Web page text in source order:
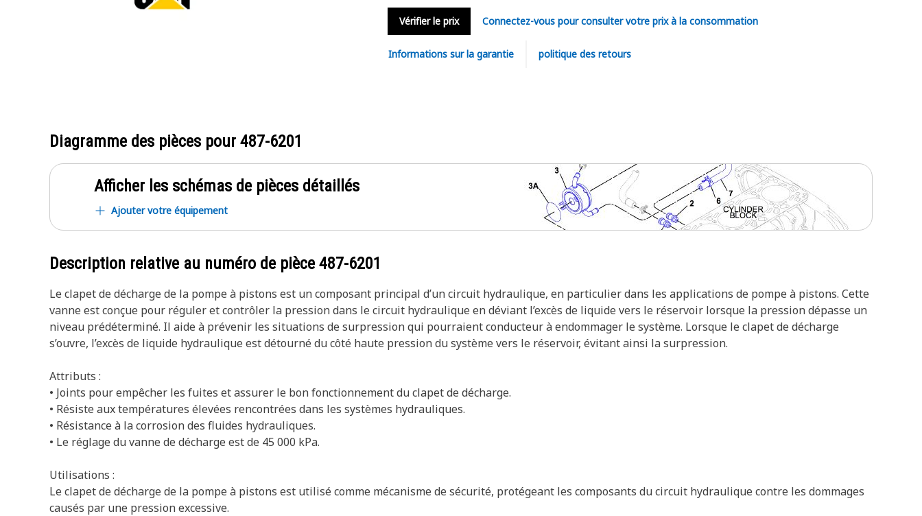
Vérifier le prix Connectez-vous pour consulter votre prix à la consommation
Informations sur la garantie politique des retours
Diagramme des pièces pour 487-6201
Afficher les schémas de pièces détaillés
Ajouter votre équipement
Description relative au numéro de pièce 487-6201
Le clapet de décharge de la pompe à pistons est un composant principal d’un circuit hydraulique, en particulier dans les applications de pompe à pistons. Cette
vanne est conçue pour réguler et contrôler la pression dans le circuit hydraulique en déviant l’excès de liquide vers le réservoir lorsque la pression dépasse un
niveau prédéterminé. Il aide à prévenir les situations de surpression qui pourraient conducteur à endommager le système. Lorsque le clapet de décharge
s’ouvre, l’excès de liquide hydraulique est détourné du côté haute pression du système vers le réservoir, évitant ainsi la surpression.
Attributs :
• Joints pour empêcher les fuites et assurer le bon fonctionnement du clapet de décharge.
• Résiste aux températures élevées rencontrées dans les systèmes hydrauliques.
• Résistance à la corrosion des fluides hydrauliques.
• Le réglage du vanne de décharge est de 45 000 kPa.
Utilisations :
Le clapet de décharge de la pompe à pistons est utilisé comme mécanisme de sécurité, protégeant les composants du circuit hydraulique contre les dommages
causés par une pression excessive.